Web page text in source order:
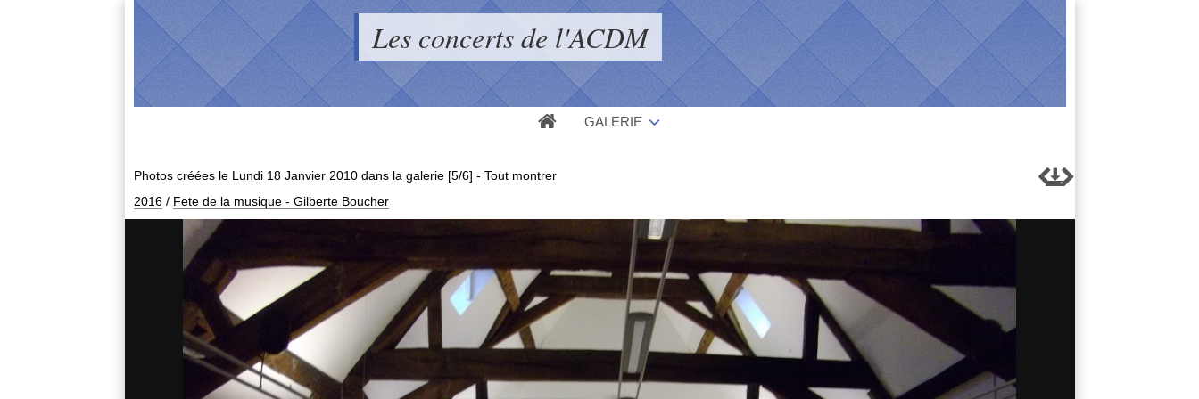
Les concerts de l'ACDM
GALERIE
Photos créées le Lundi 18 Janvier 2010dans la galerie [5/6] - Tout montrer
2016 / Fete de la musique - Gilberte Boucher
